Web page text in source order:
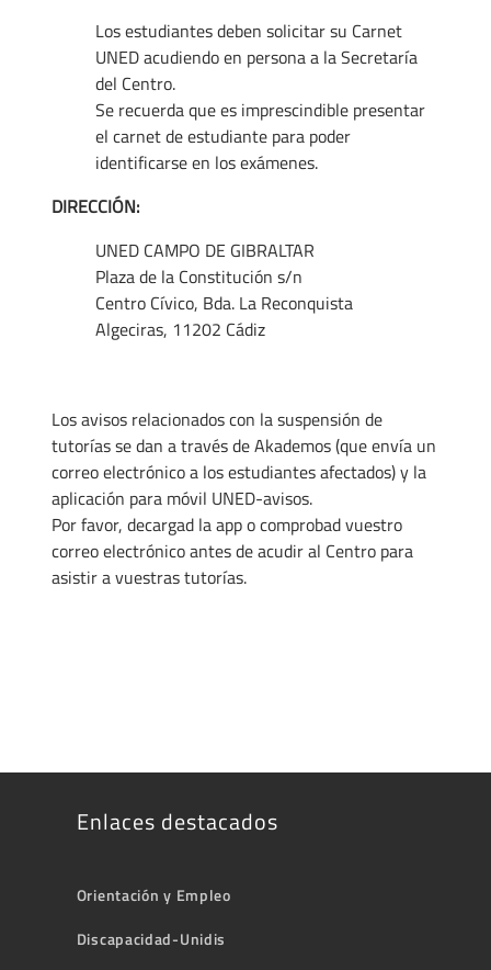
Los estudiantes deben solicitar su Carnet
UNED acudiendo en persona a la Secretaría
del Centro.
Se recuerda que es imprescindible presentar
el carnet de estudiante para poder
identificarse en los exámenes.
DIRECCIÓN:
UNED CAMPO DE GIBRALTAR
Plaza de la Constitución s/n
Centro Cívico, Bda. La Reconquista
Algeciras, 11202 Cádiz
Los avisos relacionados con la suspensión de
tutorías se dan a través de Akademos (que envía un
correo electrónico a los estudiantes afectados) y la
aplicación para móvil UNED-avisos.
Por favor, decargad la app o comprobad vuestro
correo electrónico antes de acudir al Centro para
asistir a vuestras tutorías.
Enlaces destacados
Orientación y Empleo
Discapacidad-Unidis